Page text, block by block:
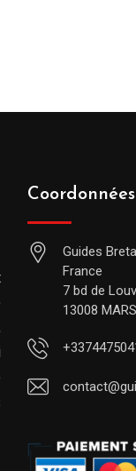
Coordonnées
Guides
France
7 bd de
13008